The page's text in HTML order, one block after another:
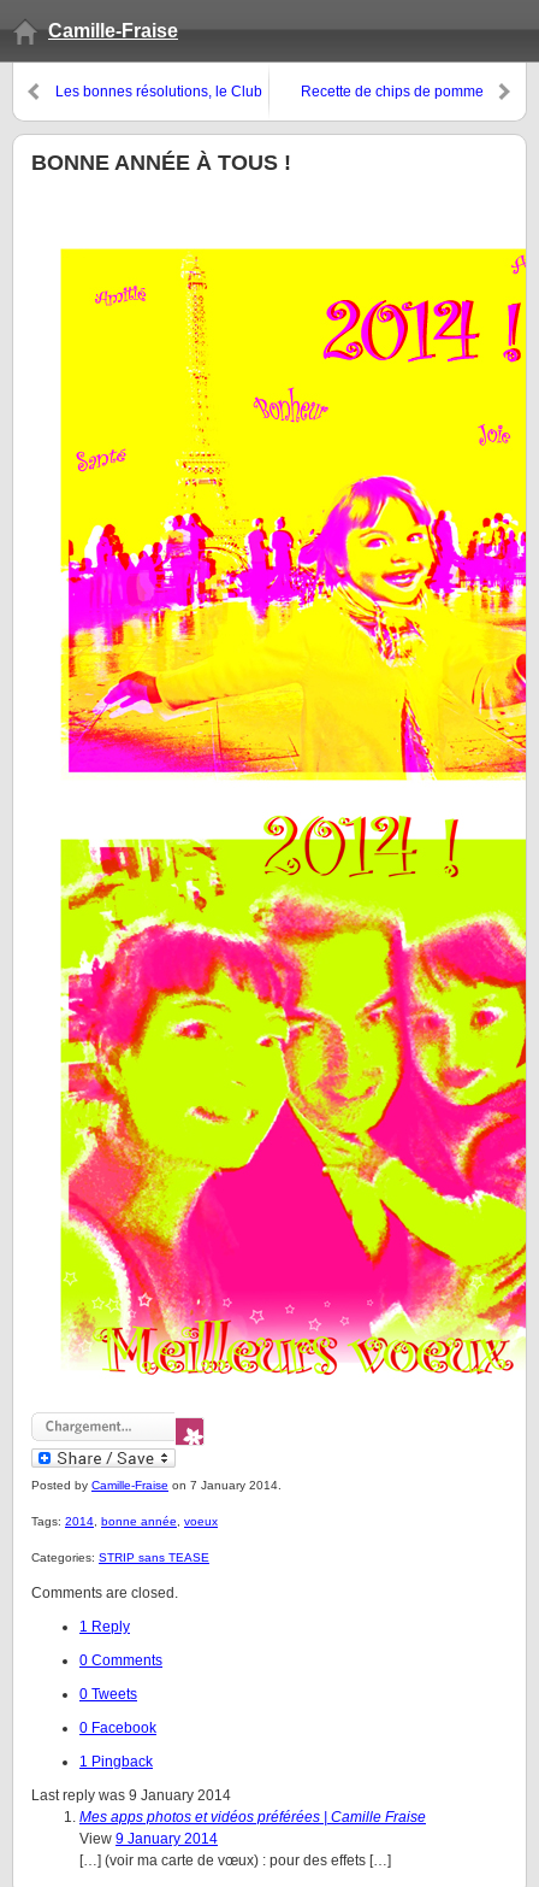
Camille-Fraise
Les bonnes résolutions, le Club
Recette de chips de pomme
BONNE ANNÉE À TOUS !
Posted by Camille-Fraise on 7 January 2014.
Tags: 2014 bonne année voeux
Categories: STRIP sans TEASE
Comments are closed.
1 Reply
0 Comments
0 Tweets
0 Facebook
1 Pingback
Last reply was 9 January 2014
Mes apps photos et vidéos préférées | Camille Fraise
View 9 January 2014
[…] (voir ma carte de vœux) : pour des effets […]